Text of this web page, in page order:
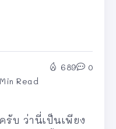
Read
689 0
บ ว่านี่เป็นเพียง